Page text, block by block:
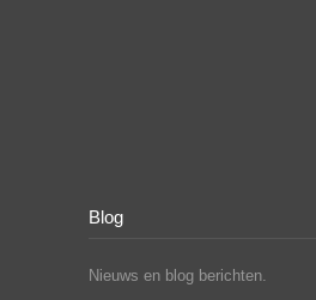
Blog
Nieuws en blog berichten.